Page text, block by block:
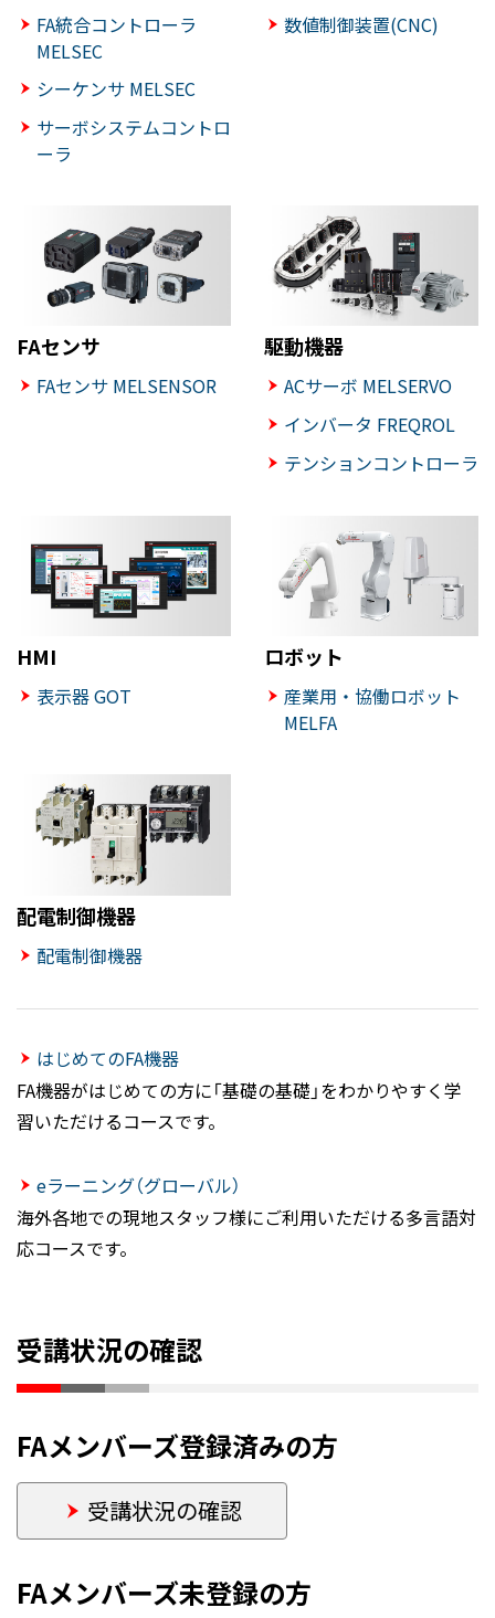
FA統合コントローラ
MELSEC
シーケンサ MELSEC
サーボシステムコントロ
ーラ
数値制御装置(CNC)
FAセンサ
FAセンサ MELSENSOR
駆動機器
ACサーボ MELSERVO
インバータ FREQROL
テンションコントローラ
HMI
表示器 GOT
ロボット
産業用・協働ロボット
MELFA
配電制御機器
配電制御機器
はじめてのFA機器
FA機器がはじめての方に「基礎の基礎」をわかりやすく学
習いただけるコースです。
eラーニング（グローバル）
海外各地での現地スタッフ様にご利用いただける多言語対
応コースです。
受講状況の確認
FAメンバーズ登録済みの方
受講状況の確認
FAメンバーズ未登録の方